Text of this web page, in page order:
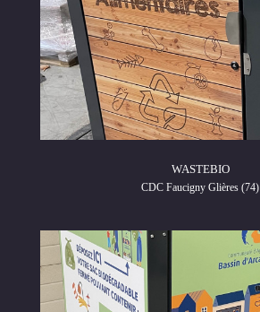
WASTEBIO
CDC Faucigny Glières (74)